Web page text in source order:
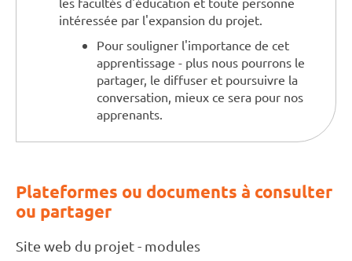
intéressée par l'expansion du projet.
Pour souligner l'importance de cet
apprentissage - plus nous pourrons le
partager, le diffuser et poursuivre la
conversation, mieux ce sera pour nos
apprenants.
Plateformes ou documents à consulter
ou partager
Site web du projet - modules